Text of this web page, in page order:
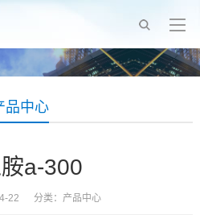
品中心
a-300
22 分类： 产品中心